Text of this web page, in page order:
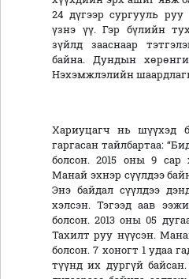
24 дүгээр сургууль руу
үзнэ үү. Гэр бүлийн
зүйлд зааснаар
байна. Дундын
Нэхэмжлэлийн
Хариуцагч нь шүүхэд
гаргасан тайлбартаа:
болсон. 2015 оны 9 сар
Манай эхнэр сүүлдээ
Энэ байдал сүүлдээ
хэлсэн. Тэгээд аав
болсон. 2013 оны 05
Тахилт руу нүүсэн.
болсон. 7 хоногт 1 удаа
түүнд их дургүй байсан.